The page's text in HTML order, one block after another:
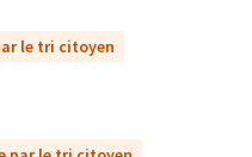
le tri citoyen